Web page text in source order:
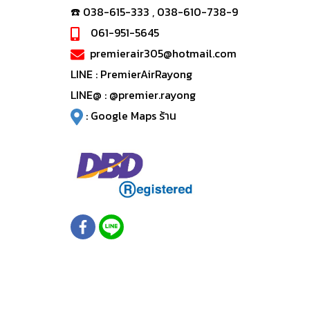
☎️ 038-615-333 , 038-610-738-9
061-951-5645
premierair305@hotmail.com
LINE : PremierAirRayong
LINE@ : @premier.rayong
: Google Maps ร้าน